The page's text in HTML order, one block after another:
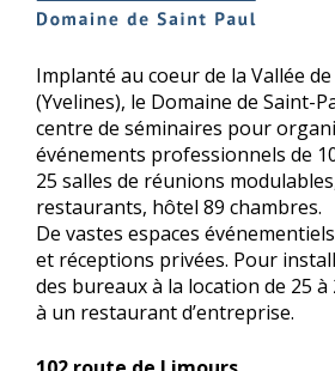
Implanté au coeur de la Vallée
(Yvelines), le Domaine de Saint-
centre de séminaires pour
événements professionnels de
25 salles de réunions
restaurants, hôtel 89 chambres.
De vastes espaces
et réceptions privées. Pour
des bureaux à la location de 25 à
à un restaurant d’entreprise.